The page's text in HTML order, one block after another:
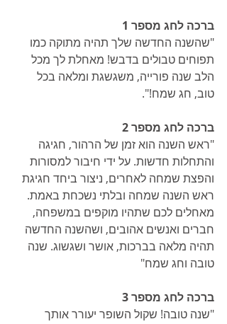
ברכה לחג מספר 1
"שהשנה החדשה שלך תהיה מתוקה כמו
תפוחים טבולים בדבש! מאחלת לך מכל
הלב שנה פורייה, משגשגת ומלאה בכל
טוב, חג שמח!".
ברכה לחג מספר 2
"ראש השנה הוא זמן של הרהור, חגיגה
והתחלות חדשות. על ידי חיבור למסורות
והפצת שמחה לאחרים, ניצור ביחד חגיגת
ראש השנה שמחה ובלתי נשכחת באמת.
מאחלים לכם שתהיו מוקפים במשפחה,
חברים ואנשים אהובים, ושהשנה החדשה
תהיה מלאה בברכות, אושר ושגשוג. שנה
טובה וחג שמח"
ברכה לחג מספר 3
"שנה טובה! שקול השופר יעורר אותך